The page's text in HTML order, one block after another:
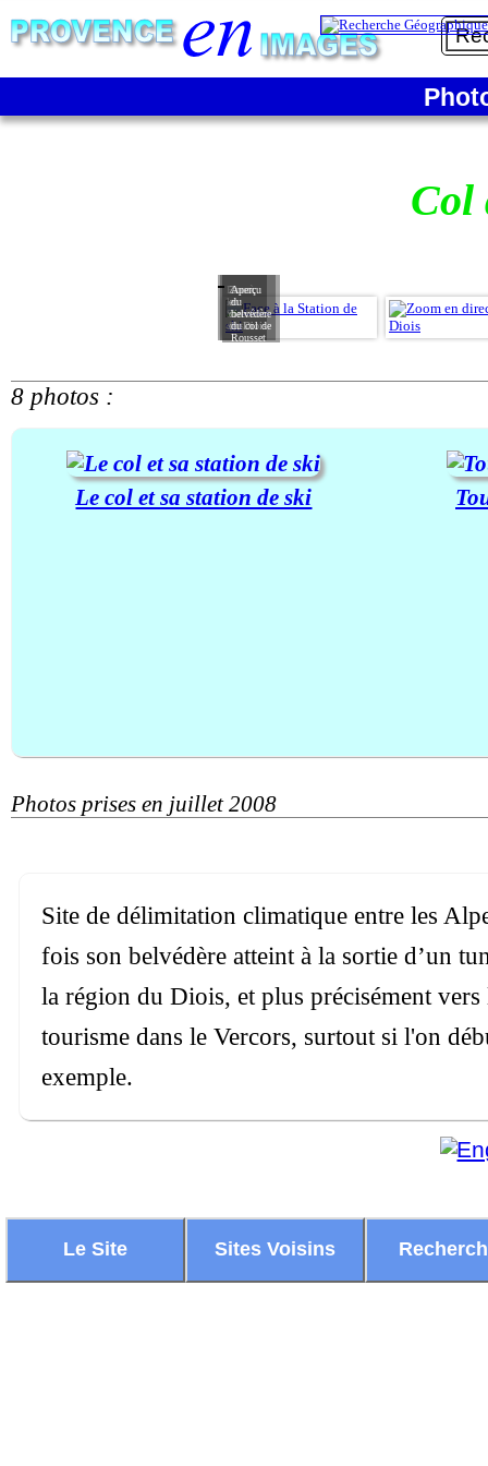
Col
Face à
la
Station
de ski
Zoom
en
direction
du Diois
Aperçu
du
belvédère
du col de
Rousset
8 photos :
Le col et sa station de ski
Photos prises en juillet 2008
Site de délimitation climatique entre les
fois son belvédère atteint à la sortie d’un
la région du Diois, et plus précisément
tourisme dans le Vercors, surtout si l'on
exemple.
Le Site Sites Voisins